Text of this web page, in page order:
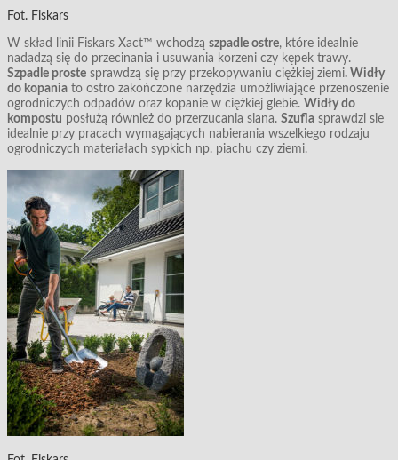
Fot. Fiskars
W skład linii Fiskars Xact™ wchodzą szpadle ostre, które idealnie
nadadzą się do przecinania i usuwania korzeni czy kępek trawy.
Szpadle proste sprawdzą się przy przekopywaniu ciężkiej ziemi. Widły
do kopania to ostro zakończone narzędzia umożliwiające przenoszenie
ogrodniczych odpadów oraz kopanie w ciężkiej glebie. Widły do
kompostu posłużą również do przerzucania siana. Szufla sprawdzi sie
idealnie przy pracach wymagających nabierania wszelkiego rodzaju
ogrodniczych materiałach sypkich np. piachu czy ziemi.